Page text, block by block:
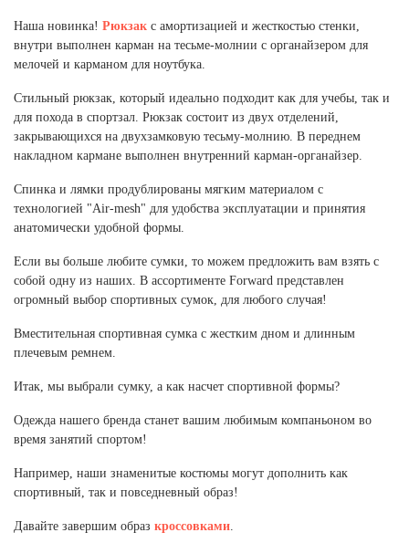
Наша новинка! Рюкзак с амортизацией и жесткостью стенки,
внутри выполнен карман на тесьме-молнии с органайзером для
мелочей и карманом для ноутбука.
Стильный рюкзак, который идеально подходит как для учебы, так и
для похода в спортзал. Рюкзак состоит из двух отделений,
закрывающихся на двухзамковую тесьму-молнию. В переднем
накладном кармане выполнен внутренний карман-органайзер.
Спинка и лямки продублированы мягким материалом с
технологией "Air-mesh" для удобства эксплуатации и принятия
анатомически удобной формы.
Если вы больше любите сумки, то можем предложить вам взять с
собой одну из наших. В ассортименте Forward представлен
огромный выбор спортивных сумок, для любого случая!
Вместительная спортивная сумка с жестким дном и длинным
плечевым ремнем.
Итак, мы выбрали сумку, а как насчет спортивной формы?
Одежда нашего бренда станет вашим любимым компаньоном во
время занятий спортом!
Например, наши знаменитые костюмы могут дополнить как
спортивный, так и повседневный образ!
Давайте завершим образ кроссовками.